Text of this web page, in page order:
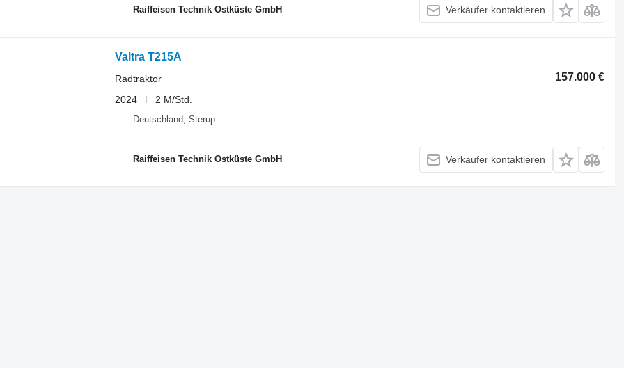
Raiffeisen Technik Ostküste GmbH Verkäufer kontaktieren
Valtra T215A
157.000 €
Radtraktor
2024
2 M/Std.
Deutschland, Sterup
Raiffeisen Technik Ostküste GmbH Verkäufer kontaktieren